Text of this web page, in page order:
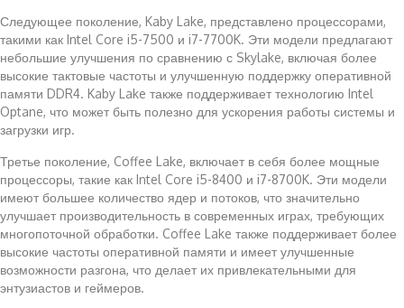
Следующее поколение, Kaby Lake, представлено процессорами,
такими как Intel Core i5-7500 и i7-7700K. Эти модели предлагают
небольшие улучшения по сравнению с Skylake, включая более
высокие тактовые частоты и улучшенную поддержку оперативной
памяти DDR4. Kaby Lake также поддерживает технологию Intel
Optane, что может быть полезно для ускорения работы системы и
загрузки игр.
Третье поколение, Coffee Lake, включает в себя более мощные
процессоры, такие как Intel Core i5-8400 и i7-8700K. Эти модели
имеют большее количество ядер и потоков, что значительно
улучшает производительность в современных играх, требующих
многопоточной обработки. Coffee Lake также поддерживает более
высокие частоты оперативной памяти и имеет улучшенные
возможности разгона, что делает их привлекательными для
энтузиастов и геймеров.